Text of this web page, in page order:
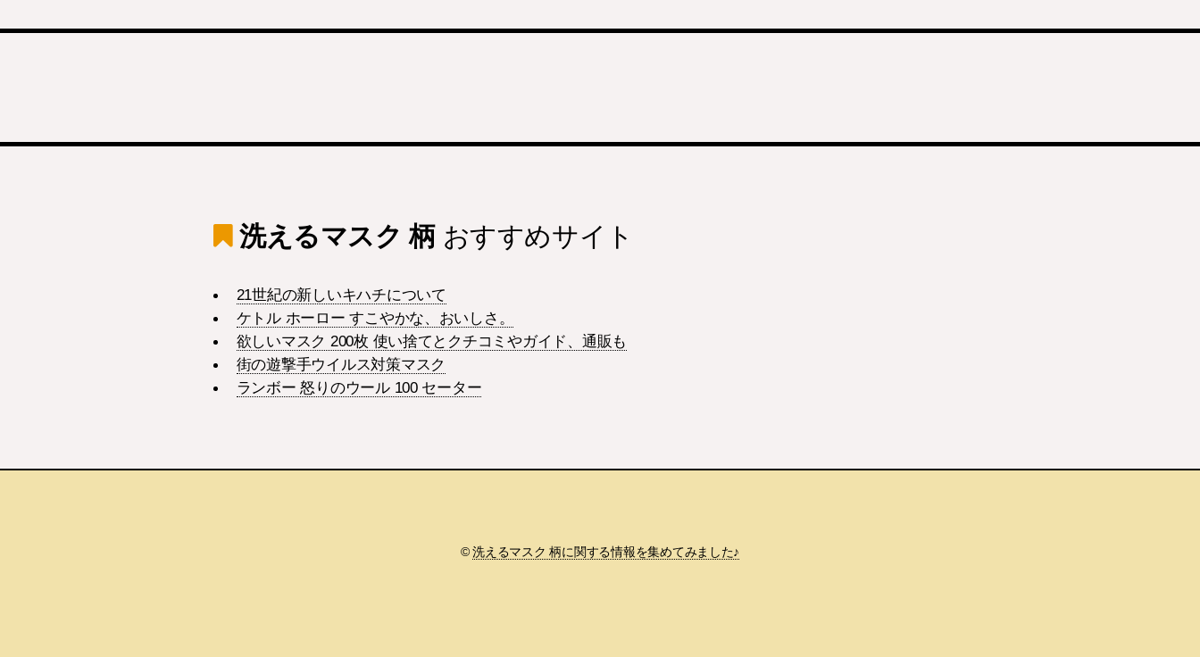
洗えるマスク 柄おすすめサイト
21世紀の新しいキハチについて
ケトル ホーロー すこやかな、おいしさ。
欲しいマスク 200枚 使い捨てとクチコミやガイド、通販も
街の遊撃手ウイルス対策マスク
ランボー 怒りのウール 100 セーター
©洗えるマスク 柄に関する情報を集めてみました♪